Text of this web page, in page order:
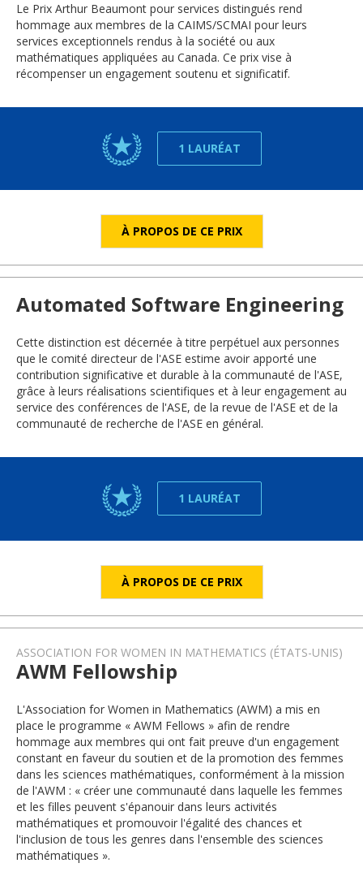
Le Prix Arthur Beaumont pour services distingués rend
hommage aux membres de la CAIMS/SCMAI pour leurs
services exceptionnels rendus à la société ou aux
mathématiques appliquées au Canada. Ce prix vise à
récompenser un engagement soutenu et significatif.
1 LAURÉAT
À PROPOS DE CE PRIX
Automated Software Engineering
Cette distinction est décernée à titre perpétuel aux personnes
que le comité directeur de l'ASE estime avoir apporté une
contribution significative et durable à la communauté de l'ASE,
grâce à leurs réalisations scientifiques et à leur engagement au
service des conférences de l'ASE, de la revue de l'ASE et de la
communauté de recherche de l'ASE en général.
1 LAURÉAT
À PROPOS DE CE PRIX
ASSOCIATION FOR WOMEN IN MATHEMATICS (ÉTATS-UNIS)
AWM Fellowship
L'Association for Women in Mathematics (AWM) a mis en
place le programme « AWM Fellows » afin de rendre
hommage aux membres qui ont fait preuve d'un engagement
constant en faveur du soutien et de la promotion des femmes
dans les sciences mathématiques, conformément à la mission
de l'AWM : « créer une communauté dans laquelle les femmes
et les filles peuvent s'épanouir dans leurs activités
mathématiques et promouvoir l'égalité des chances et
l'inclusion de tous les genres dans l'ensemble des sciences
mathématiques ».